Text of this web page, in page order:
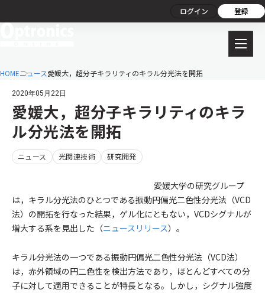
ログイン 登録
HOMEニュース愛媛大，超分子キラリティのキラル分光法を開拓
2020年05月22日
愛媛大，超分子キラリティのキラ
ル分光法を開拓
ニュース 光関連技術 研究開発
愛媛大学の研究グループ
は，キラル分光法のひとつである振動円偏光二色性分光法（VCD
法）の開拓を行なった結果，ゲル化にともない，VCDシグナルが
増大する系を見出した（ニュースリリース）。
キラル分光法の一つである振動円偏光二色性分光法（VCD法）
は，赤外領域の円二色性を検出方法であり，ほとんどすべての分
子に対して適用できることが特長となる。しかし，シグナル強度